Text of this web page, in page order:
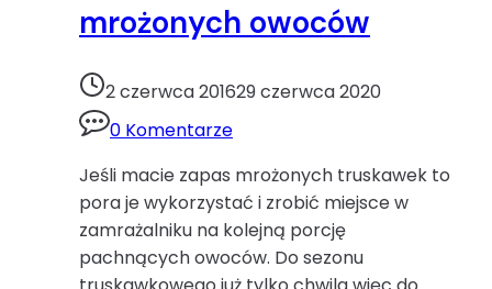
mrożonych owoców
2 czerwca 201629 czerwca 2020
0 Komentarze
Jeśli macie zapas mrożonych truskawek to
pora je wykorzystać i zrobić miejsce w
zamrażalniku na kolejną porcję
pachnących owoców. Do sezonu